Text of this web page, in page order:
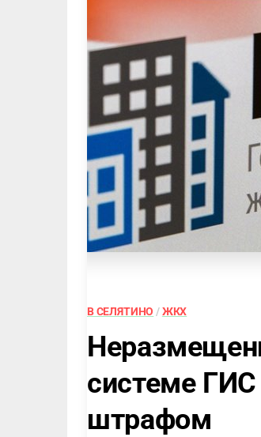
В СЕЛЯТИНО /ЖКХ
системе
штрафом